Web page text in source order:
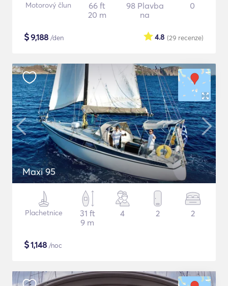
Motorový člun
66 ft
20 m
98 Plavba
na
0
$9,188 /den (29 recenze)
4.8
Maxi 95
Plachetnice
31 ft
9 m
4 2 2
$1,148 /noc